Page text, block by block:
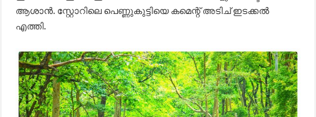
ആശാൻ. സ്റ്റോറിലെ പെണ്ണുകുട്ടിയെ കമെന്റ് അടിച് ഇടക്കൽ
എത്തി.